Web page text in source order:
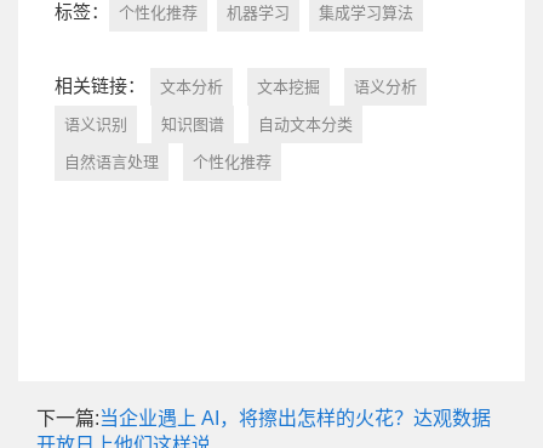
标签： 个性化推荐 机器学习 集成学习算法
相关链接： 文本分析 文本挖掘 语义分析
语义识别 知识图谱 自动文本分类
自然语言处理 个性化推荐
下一篇:当企业遇上 AI，将擦出怎样的火花？达观数据